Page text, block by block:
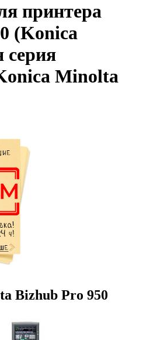
принтера
(Konica
серия
Minolta
Bizhub Pro 950